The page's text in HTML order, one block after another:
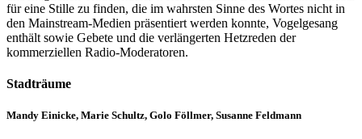
für eine Stille zu finden, die im wahrsten Sinne des Wortes nicht in
den Mainstream-Medien präsentiert werden konnte, Vogelgesang
enthält sowie Gebete und die verlängerten Hetzreden der
kommerziellen Radio-Moderatoren.
Stadträume
Mandy Einicke, Marie Schultz, Golo Föllmer, Susanne Feldmann